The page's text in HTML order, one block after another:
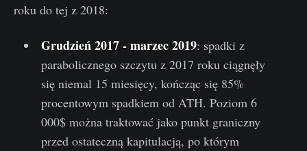
roku do tej z 2018:
Grudzień 2017 - marzec 2019: spadki z
parabolicznego szczytu z 2017 roku ciągnęły
się niemal 15 miesięcy, kończąc się 85%
procentowym spadkiem od ATH. Poziom 6
000$ można traktować jako punkt graniczny
przed ostateczną kapitulacją, po którym